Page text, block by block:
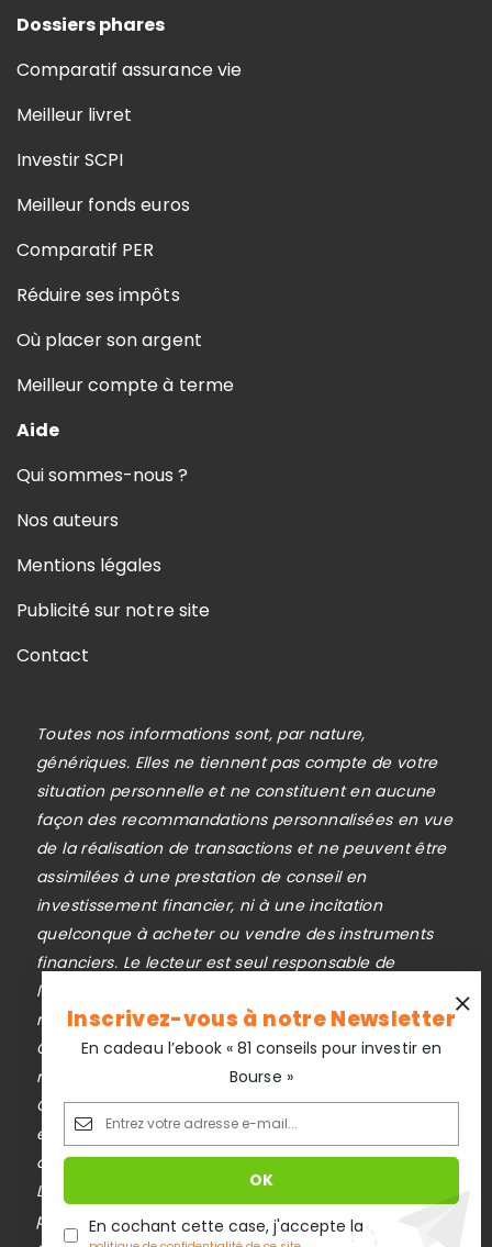
Inscrivez-vous à notre Newsletter
En cadeau l’ebook « 81 conseils pour investir en
Bourse »
En cochant cette case, j'accepte la
Dossiers phares
Comparatif assurance vie
Meilleur livret
Investir SCPI
Meilleur fonds euros
Comparatif PER
Réduire ses impôts
Où placer son argent
Meilleur compte à terme
Aide
Qui sommes-nous ?
Nos auteurs
Mentions légales
Publicité sur notre site
Contact
Toutes nos informations sont, par nature,
génériques. Elles ne tiennent pas compte de votre
situation personnelle et ne constituent en aucune
façon des recommandations personnalisées en vue
de la réalisation de transactions et ne peuvent être
assimilées à une prestation de conseil en
investissement financier, ni à une incitation
quelconque à acheter ou vendre des instruments
financiers. Le lecteur est seul responsable de
l’utilisation de l’information fournie, sans qu’aucun
recours contre la société éditrice de
Cafedupatrimoine.com ne soit possible. La
responsabilité de la société éditrice de
Cafedupatrimoine.com ne pourra en aucun cas être
engagée en cas d’erreur, d’omission ou
d’investissement inopportun.
Le trading est risqué et vous pouvez perdre une
partie ou la totalité de votre capital investi. Investir